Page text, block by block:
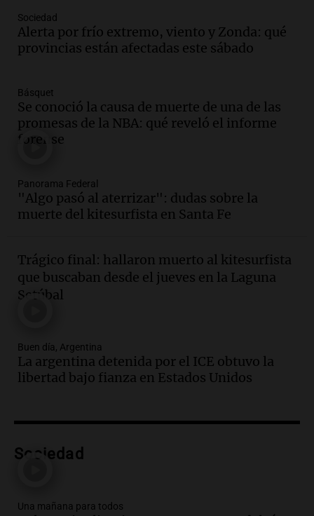
Audio.
metros del río Suquía y retiraron hasta
800 kilos de basura por jornada
Audio.La historia de la servilleta que
firmó Jorge Messi para el primer
contrato de Leo con Barcelona
Una mañana para todos
Audio.Joan Gaspart: "Sin Jorge, no sé si
Messi hubiera llegado adonde llegó"
Una mañana para todos
Audio.El orgullo y el sueño argentino de
Jorge Messi en una entrevista con Rony
Vargas en 2007
Audio.El abuelo de Agostina Vega, tras
las nuevas detenciones: "En esa casa
todos tenían algo que ver"
del desayuno ideal: qué alimentos
Sociedad
Alerta por frío extremo, viento y Zonda: qué
provincias están afectadas este sábado
Básquet
Se conoció la causa de muerte de una de las
promesas de la NBA: qué reveló el informe
forense
Panorama Federal
"Algo pasó al aterrizar": dudas sobre la
muerte del kitesurfista en Santa Fe
Trágico final: hallaron muerto al kitesurfista
que buscaban desde el jueves en la Laguna
Setúbal
Buen día, Argentina
La argentina detenida por el ICE obtuvo la
libertad bajo fianza en Estados Unidos
Sociedad
Una mañana para todos